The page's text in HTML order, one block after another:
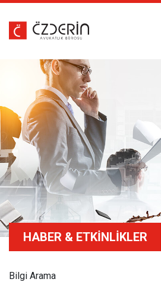
EKIBIMIZ
ÇALIŞMA
HABER &
HABER & ETKINLIKLER
Bilgi Arama